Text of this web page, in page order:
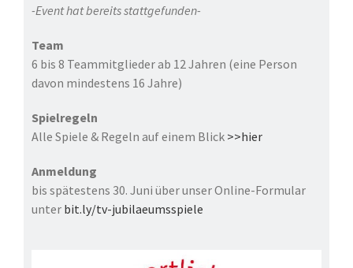
-Event hat bereits stattgefunden-
Team
6 bis 8 Teammitglieder ab 12 Jahren (eine Person
davon mindestens 16 Jahre)
Spielregeln
Alle Spiele & Regeln auf einem Blick >>hier
Anmeldung
bis spätestens 30. Juni über unser Online-Formular
unter bit.ly/tv-jubilaeumsspiele